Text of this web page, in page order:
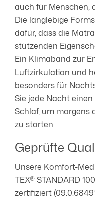
auch für Menschen,
Die langlebige
dafür, dass die
stützenden
Ein Klimaband zur
Luftzirkulation und
besonders für
Sie jede Nacht
Schlaf, um morgens
zu starten.
Geprüfte
Unsere Komfort-
TEX® STANDARD
zertifiziert